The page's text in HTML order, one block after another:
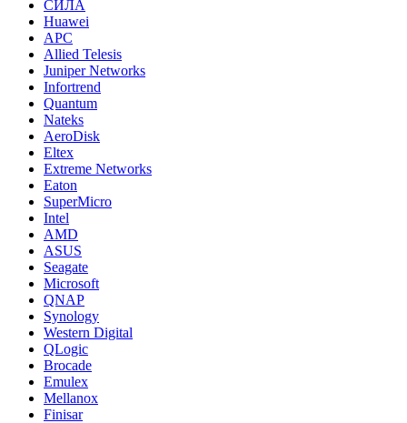
СИЛА
Huawei
APC
Allied Telesis
Juniper Networks
Infortrend
Quantum
Nateks
AeroDisk
Eltex
Extreme Networks
Eaton
SuperMicro
Intel
AMD
ASUS
Seagate
Microsoft
QNAP
Synology
Western Digital
QLogic
Brocade
Emulex
Mellanox
Finisar